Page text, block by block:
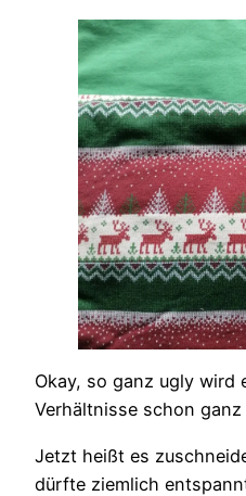
Okay, so ganz ugly wird
Verhältnisse schon
Jetzt heißt es
dürfte ziemlich